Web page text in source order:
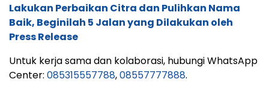
Lakukan Perbaikan Citra dan Pulihkan Nama
Baik, Beginilah 5 Jalan yang Dilakukan oleh
Press Release
Untuk kerja sama dan kolaborasi, hubungi WhatsApp
Center: 085315557788,08557777888.